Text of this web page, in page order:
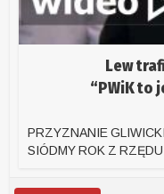
Lew
“PWiK to
PRZYZNANIE
SIÓDMY ROK Z